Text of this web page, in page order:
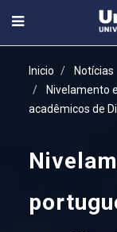
Inicio
Notícias
Nivelamento
acadêmicos de